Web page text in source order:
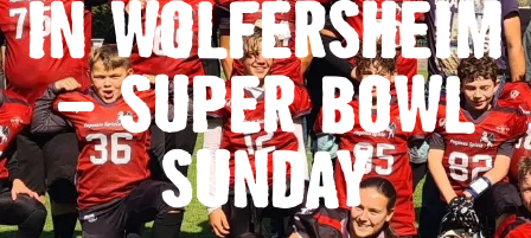
IN WÖLFERSHEIM
– SUPER BOWL
SUNDAY